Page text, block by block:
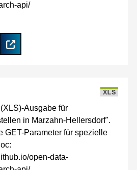
api/
XLS
Ausgabe für
in Marzahn-Hellersdorf".
GET-Parameter für spezielle
open-data-